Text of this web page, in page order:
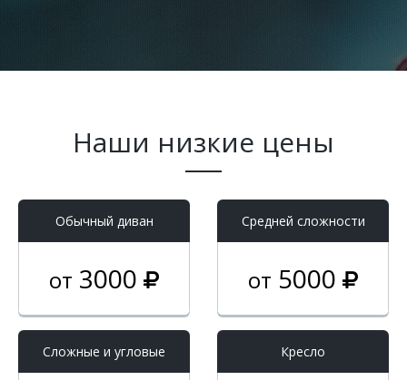
Наши низкие цены
Обычный диван
от 3000
Средней сложности
от 5000
Cложные и угловые Кресло